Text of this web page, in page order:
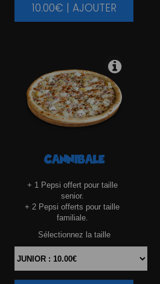
|
10.00€ | AJOUTER
CANNIBALE
+ 1 Pepsi offert pour taille
senior.
+ 2 Pepsi offerts pour taille
familiale.
Sélectionnez la taille